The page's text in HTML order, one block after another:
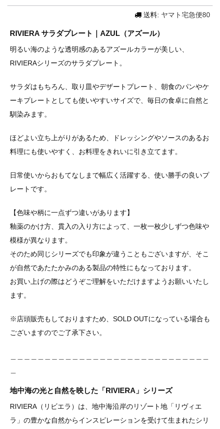
送料: ヤマト宅急便80
RIVIERA サラダプレート｜AZUL（アズール）
明るい海のような透明感のあるアズールカラーが美しい、
RIVIERAシリーズのサラダプレート。
サラダはもちろん、取り皿やデザートプレート、朝食のパンやケ
ーキプレートとしても使いやすいサイズで、毎日の食卓に自然と
馴染みます。
ほどよい立ち上がりがあるため、ドレッシングやソースのあるお
料理にも使いやすく、お料理をきれいに引き立てます。
日常使いからおもてなしまで幅広く活躍する、使い勝手の良いプ
レートです。
【色味や柄に一点ずつ違いがあります】
釉薬のかけ方、貫入の入り方によって、一枚一枚少しずつ色味や
模様が異なります。
そのため同じシリーズでも印象が違うこともございますが、そこ
が自然であたたかみのある製品の特性にもなっております。
お買い上げの際はどうぞご理解をいただけますようお願いいたし
ます。
※店頭販売もしておりますため、SOLD OUTになっている場合も
ございますのでご了承下さい。
地中海の光と自然を映した「RIVIERA」シリーズ
RIVIERA（リビエラ）は、地中海沿岸のリゾート地「リヴィエ
ラ」の豊かな自然からインスピレーションを受けて生まれたシリ